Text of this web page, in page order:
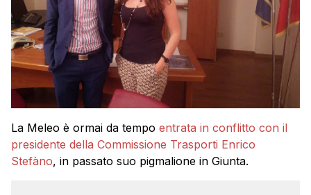
La Meleo è ormai da tempo entrata in conflitto con il
presidente della Commissione Trasporti Enrico
Stefàno, in passato suo pigmalione in Giunta.